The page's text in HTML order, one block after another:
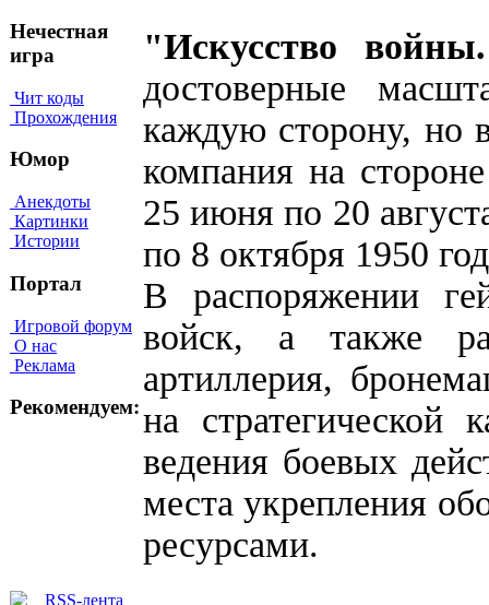
Нечестная
игра
Чит коды
Прохождения
Юмор
Анекдоты
Картинки
Истории
Портал
Игровой форум
О нас
Реклама
Рекомендуем:
"Искусство
достоверные
каждую сторону, но
компания на
25 июня по 20
по 8 октября 1950
В распоряжении
войск, а также
артиллерия,
на стратегической
ведения боевых
места укрепления
ресурсами.